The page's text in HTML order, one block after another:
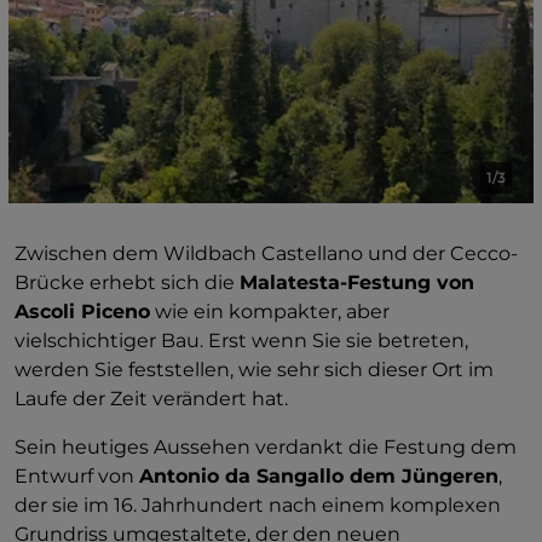
ganz natürlich wieder im Mittelpunkt steht.
1/3
Zwischen dem Wildbach Castellano und der Cecco-
Brücke erhebt sich die Malatesta-Festung von
Ascoli Piceno wie ein kompakter, aber
vielschichtiger Bau. Erst wenn Sie sie betreten,
werden Sie feststellen, wie sehr sich dieser Ort im
Laufe der Zeit verändert hat.
Sein heutiges Aussehen verdankt die Festung dem
Entwurf von Antonio da Sangallo dem Jüngeren,
der sie im 16. Jahrhundert nach einem komplexen
Grundriss umgestaltete, der den neuen